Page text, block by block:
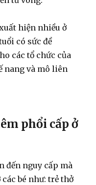
hiện nhiều ở
có sức đề
các tổ chức của
nang và mô liên
phổi cấp ở
đến nguy cấp mà
bé như: trẻ thở